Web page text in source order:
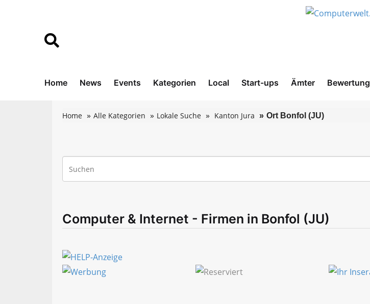
Home News Events Kategorien Local Start-ups Ämter Bewertung
Home Alle Kategorien Lokale Suche Kanton Jura Ort Bonfol (JU)
Computer & Internet - Firmen in Bonfol (JU)